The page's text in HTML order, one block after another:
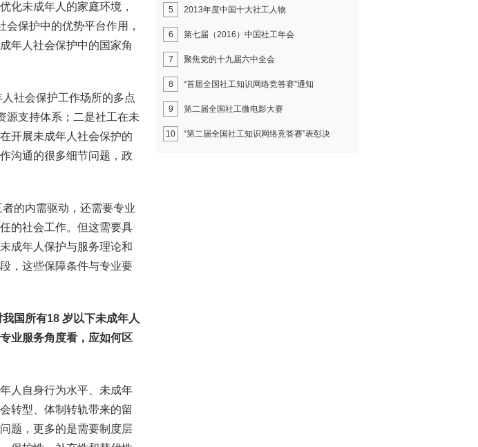
化未成年人的家庭环境，
会保护中的优势平台作用，
年人社会保护中的国家角
社会保护工作场所的多点
源支持体系；二是社工在未
开展未成年人社会保护的
沟通的很多细节问题，政
的内需驱动，还需要专业
的社会工作。但这需要具
成年人保护与服务理论和
，这些保障条件与专业要
我国所有18 岁以下未成年人
业服务角度看，应如何区
人自身行为水平、未成年
转型、体制转轨带来的留
题，更多的是需要制度层
5 2013年度中国十大社工人物
6 第七届（2016）中国社工年会
7 聚焦党的十九届六中全会
8 “首届全国社工知识网络竞答赛”通知
9 第二届全国社工微电影大赛
10 “第二届全国社工知识网络竞答赛”表彰决